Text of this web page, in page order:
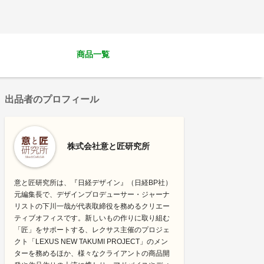
商品一覧
出品者のプロフィール
株式会社意と匠研究所
意と匠研究所は、『日経デザイン』（日経BP社）
元編集長で、デザインプロデューサー・ジャーナ
リストの下川一哉が代表取締役を務めるクリエー
ティブオフィスです。新しいもの作りに取り組む
「匠」をサポートする、レクサス主催のプロジェ
クト「LEXUS NEW TAKUMI PROJECT」のメン
ターを務めるほか、様々なクライアントの商品開